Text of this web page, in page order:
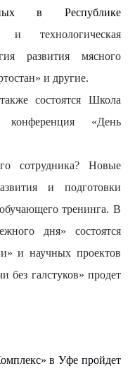
в Республике
и технологическая
развития мясного
и другие.
состоятся Школа
конференция «День
сотрудника? Новые
и подготовки
тренинга. В
дня» состоятся
и научных проектов
без галстуков» продет
в Уфе пройдет